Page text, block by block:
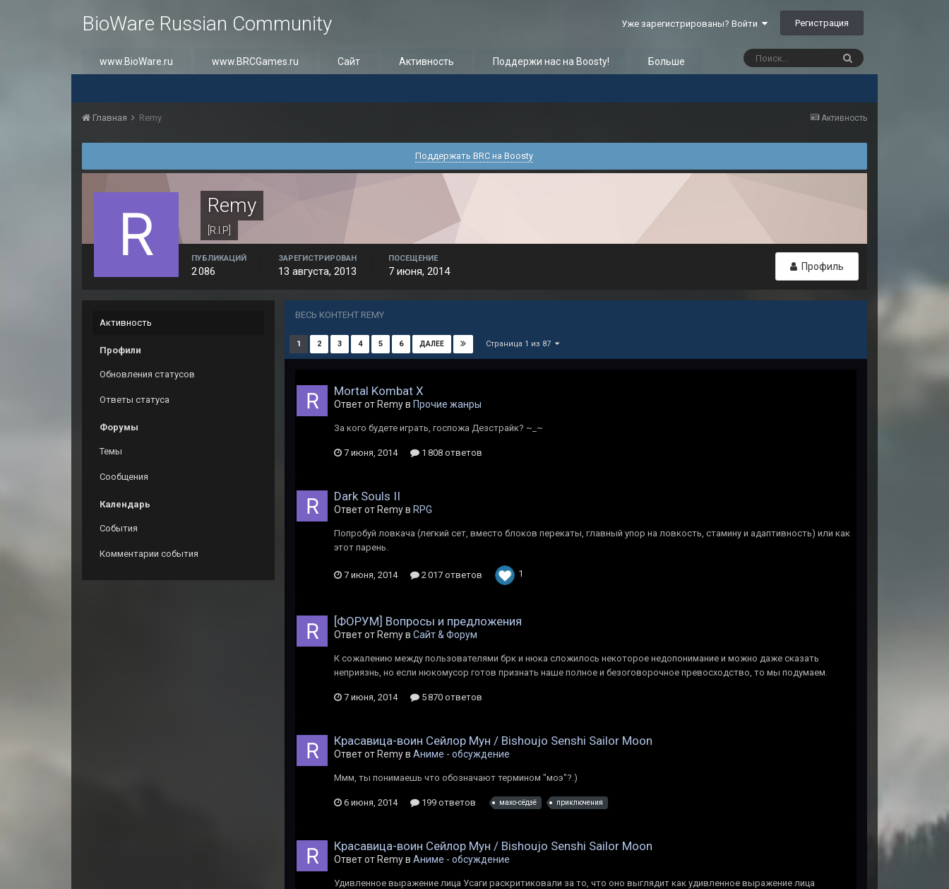
BioWare Russian Community Уже зарегистрированы? Войти Регистрация
www.BioWare.ru www.BRCGames.ru Сайт Активность Поддержи нас на Boosty! Больше
Активность
Главная Rеmy
Поддержать BRC на Boosty
Rеmy
[R.I.P]
Профиль
ПУБЛИКАЦИЙ
2 086
ЗАРЕГИСТРИРОВАН
13 августа, 2013
ПОСЕЩЕНИЕ
7 июня, 2014
Активность
Профили
Обновления статусов
Ответы статуса
Форумы
Темы
Сообщения
Календарь
События
Комментарии события
ВЕСЬ КОНТЕНТ RЕMY
1 2 3 4 5 6 ДАЛЕЕ Страница 1 из 87
Mortal Kombat X
Ответ от Rеmy в Прочие жанры
За кого будете играть, госпожа Дезстрайк? ~_~
7 июня, 2014 1 808 ответов
Dark Souls II
Ответ от Rеmy в RPG
Попробуй ловкача (легкий сет, вместо блоков перекаты, главный упор на ловкость, стамину и адаптивность) или как
этот парень.
7 июня, 2014 2 017 ответов 1
[ФОРУМ] Вопросы и предложения
Ответ от Rеmy в Сайт & Форум
К сожалению между пользователями брк и нюка сложилось некоторое недопонимание и можно даже сказать
неприязнь, но если нюкомусор готов признать наше полное и безоговорочное превосходство, то мы подумаем.
7 июня, 2014 5 870 ответов
Красавица-воин Сейлор Мун / Bishoujo Senshi Sailor Moon
Ответ от Rеmy в Аниме - обсуждение
Ммм, ты понимаешь что обозначают термином "моэ"?.)
6 июня, 2014 199 ответов махо-сёдзё приключения
Красавица-воин Сейлор Мун / Bishoujo Senshi Sailor Moon
Ответ от Rеmy в Аниме - обсуждение
Удивленное выражение лица Усаги раскритиковали за то, что оно выглядит как удивленное выражение лица